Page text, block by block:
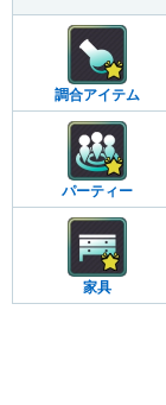
調合アイテム
パーティー
家具